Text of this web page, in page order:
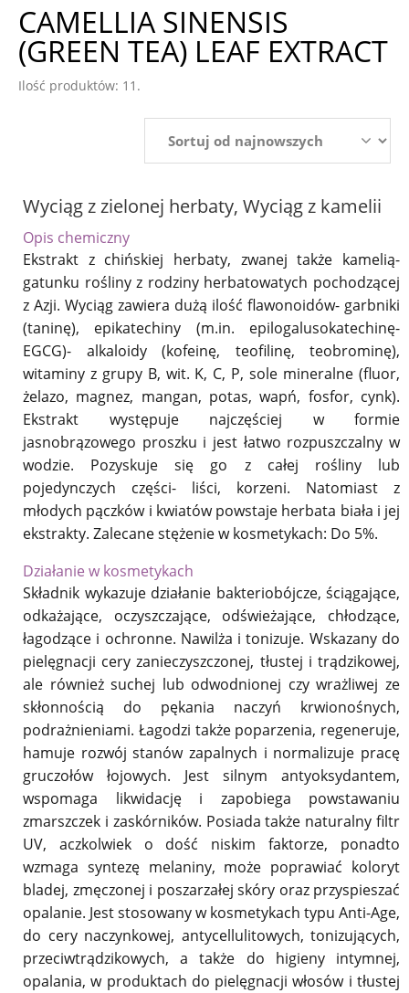
CAMELLIA SINENSIS
(GREEN TEA) LEAF EXTRACT
Ilość produktów: 11.
Wyciąg z zielonej herbaty, Wyciąg z kamelii
Opis chemiczny
Ekstrakt z chińskiej herbaty, zwanej także kamelią-
gatunku rośliny z rodziny herbatowatych pochodzącej
z Azji. Wyciąg zawiera dużą ilość flawonoidów- garbniki
(taninę), epikatechiny (m.in. epilogalusokatechinę-
EGCG)- alkaloidy (kofeinę, teofilinę, teobrominę),
witaminy z grupy B, wit. K, C, P, sole mineralne (fluor,
żelazo, magnez, mangan, potas, wapń, fosfor, cynk).
Ekstrakt występuje najczęściej w formie
jasnobrązowego proszku i jest łatwo rozpuszczalny w
wodzie. Pozyskuje się go z całej rośliny lub
pojedynczych części- liści, korzeni. Natomiast z
młodych pączków i kwiatów powstaje herbata biała i jej
ekstrakty. Zalecane stężenie w kosmetykach: Do 5%.
Działanie w kosmetykach
Składnik wykazuje działanie bakteriobójcze, ściągające,
odkażające, oczyszczające, odświeżające, chłodzące,
łagodzące i ochronne. Nawilża i tonizuje. Wskazany do
pielęgnacji cery zanieczyszczonej, tłustej i trądzikowej,
ale również suchej lub odwodnionej czy wrażliwej ze
skłonnością do pękania naczyń krwionośnych,
podrażnieniami. Łagodzi także poparzenia, regeneruje,
hamuje rozwój stanów zapalnych i normalizuje pracę
gruczołów łojowych. Jest silnym antyoksydantem,
wspomaga likwidację i zapobiega powstawaniu
zmarszczek i zaskórników. Posiada także naturalny filtr
UV, aczkolwiek o dość niskim faktorze, ponadto
wzmaga syntezę melaniny, może poprawiać koloryt
bladej, zmęczonej i poszarzałej skóry oraz przyspieszać
opalanie. Jest stosowany w kosmetykach typu Anti-Age,
do cery naczynkowej, antycellulitowych, tonizujących,
przeciwtrądzikowych, a także do higieny intymnej,
opalania, w produktach do pielęgnacji włosów i tłustej